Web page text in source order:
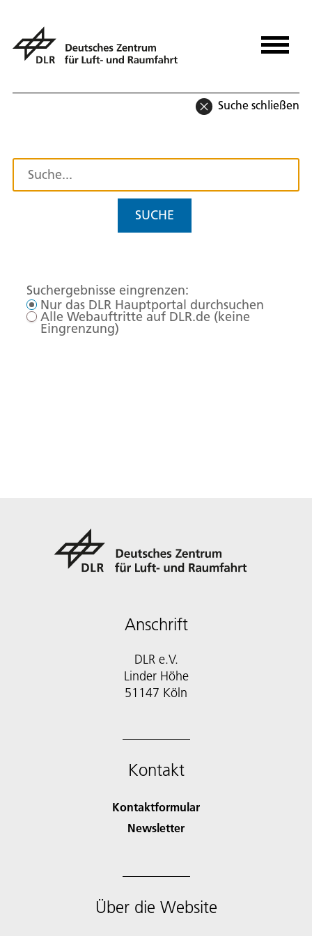
Suche schließen
SUCHE
Suchergebnisse eingrenzen:
Nur das DLR Hauptportal durchsuchen
Alle Webauftritte auf DLR.de (keine
Eingrenzung)
Anschrift
DLR e.V.
Linder Höhe
51147 Köln
Kontakt
Kontaktformular
Newsletter
Über die Website